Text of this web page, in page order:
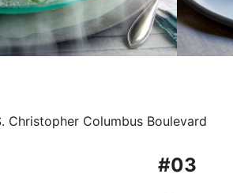
Christopher Columbus Boulevard
#03